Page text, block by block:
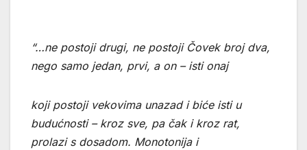
“…ne postoji drugi, ne postoji Čovek broj dva,
nego samo jedan, prvi, a on – isti onaj
koji postoji vekovima unazad i biće isti u
budućnosti – kroz sve, pa čak i kroz rat,
prolazi s dosadom. Monotonija i